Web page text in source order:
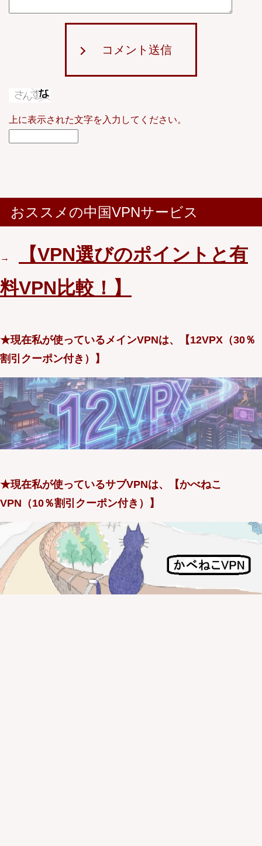
コメント送信
上に表示された文字を入力してください。
おススメの中国VPNサービス
→
【VPN選びのポイントと有
料VPN比較！】
★現在私が使っているメインVPNは、【12VPX（30％
割引クーポン付き）】
★現在私が使っているサブVPNは、【かべねこ
VPN（10％割引クーポン付き）】